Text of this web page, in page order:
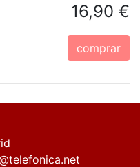
16,90 €
comprar